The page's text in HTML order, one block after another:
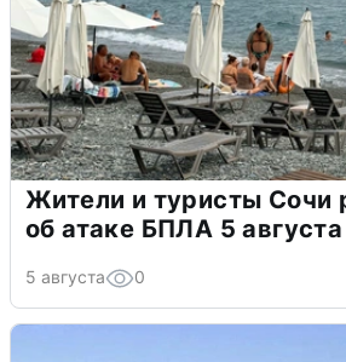
Жители и туристы Сочи
об атаке БПЛА 5 августа
5 августа 0